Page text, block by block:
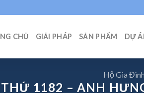
CHỦ GIẢI PHÁP SẢN PHẨM DỰ
Hộ Gia Đình
1182 – ANH